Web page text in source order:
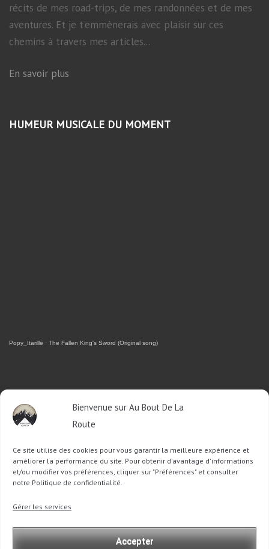
Bienvenue sur Au Bout De La
Route
Ce site utilise des cookies pour vous garantir la meilleure expérience et
améliorer la performance du site. Pour obtenir d'avantage d'informations
et/ou modifier vos préférences, cliquer sur "Préférences" et consulter
notre Politique de confidentialité.
Gérer les services
Accepter
récits de mes road-trips, de mes randonnées et de mes
aventures. Et je t'emmènerais avec plaisir sur ces
chemins à travers mes articles...
En savoir plus
HUMEUR MUSICALE DU MOMENT
Popy_Itarillë · The Fallen King's Sword (Original song)
RETROUVEZ-MOI SUR FACEBOOK
OU SUR TWITTER
Follow @Sophie_ABDLRTweet to @Sophie_ABDLR
: